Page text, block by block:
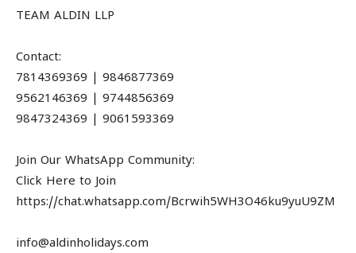
TEAM ALDIN LLP
Contact:
7814369369 | 9846877369
9562146369 | 9744856369
9847324369 | 9061593369
Join Our WhatsApp Community:
Click Here to Join
https://chat.whatsapp.com/Bcrwih5WH3O46ku9yuU9ZM
info@aldinholidays.com